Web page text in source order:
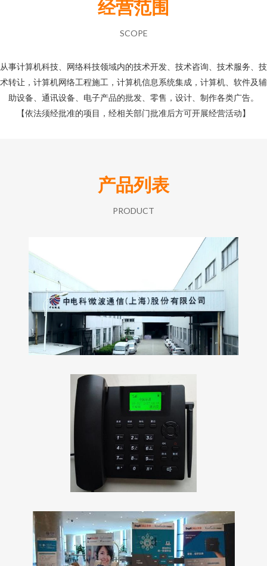
经营范围
SCOPE
从事计算机科技、网络科技领域内的技术开发、技术咨询、技术服务、技
术转让，计算机网络工程施工，计算机信息系统集成，计算机、软件及辅
助设备、通讯设备、电子产品的批发、零售，设计、制作各类广告。
【依法须经批准的项目，经相关部门批准后方可开展经营活动】
产品列表
PRODUCT